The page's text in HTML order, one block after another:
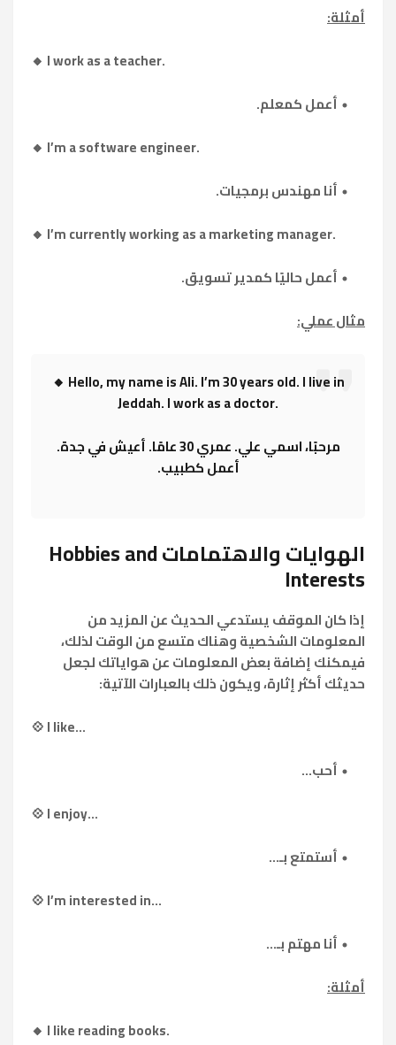
أمثلة:
🔸 I work as a teacher.
أعمل كمعلم.
🔸 I’m a software engineer.
أنا مهندس برمجيات.
🔸 I’m currently working as a marketing manager.
أعمل حاليًا كمدير تسويق.
مثال عملي:
🔸 Hello, my name is Ali. I’m 30 years old. I live in
Jeddah. I work as a doctor.
مرحبًا، اسمي علي. عمري 30 عامًا. أعيش في جدة.
أعمل كطبيب.
الهوايات والاهتمامات Hobbies and
Interests
إذا كان الموقف يستدعي الحديث عن المزيد من
المعلومات الشخصية وهناك متسع من الوقت لذلك،
فيمكنك إضافة بعض المعلومات عن هواياتك لجعل
حديثك أكثر إثارة، ويكون ذلك بالعبارات الآتية:
💠 I like...
أحب...
💠 I enjoy...
أستمتع بـ...
💠 I’m interested in...
أنا مهتم بـ...
أمثلة:
🔸 I like reading books.